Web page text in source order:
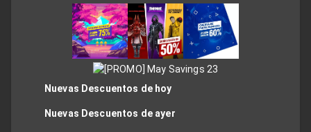
Nuevas Descuentos de hoy
Nuevas Descuentos de ayer